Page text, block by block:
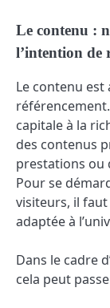
Le contenu :
l’intention de
Le contenu
capitale à la
des contenus
prestations ou
Pour se
visiteurs, il faut
adaptée à
Dans le cadre
cela peut